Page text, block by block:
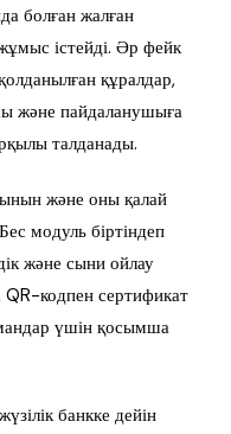
болған жалған
істейді. Әр фейк
құралдар,
және пайдаланушыға
талданады.
және оны қалай
модуль біртіндеп
және сыни ойлау
кодпен сертификат
үшін қосымша
банкке дейін